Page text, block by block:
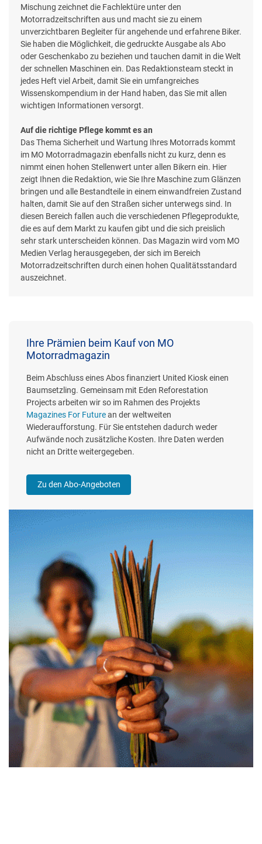
Mischung zeichnet die Fachlektüre unter den
Motorradzeitschriften aus und macht sie zu einem
unverzichtbaren Begleiter für angehende und erfahrene Biker.
Sie haben die Möglichkeit, die gedruckte Ausgabe als Abo
oder Geschenkabo zu beziehen und tauchen damit in die Welt
der schnellen Maschinen ein. Das Redaktionsteam steckt in
jedes Heft viel Arbeit, damit Sie ein umfangreiches
Wissenskompendium in der Hand haben, das Sie mit allen
wichtigen Informationen versorgt.
Auf die richtige Pflege kommt es an
Das Thema Sicherheit und Wartung Ihres Motorrads kommt
im MO Motorradmagazin ebenfalls nicht zu kurz, denn es
nimmt einen hohen Stellenwert unter allen Bikern ein. Hier
zeigt Ihnen die Redaktion, wie Sie Ihre Maschine zum Glänzen
bringen und alle Bestandteile in einem einwandfreien Zustand
halten, damit Sie auf den Straßen sicher unterwegs sind. In
diesen Bereich fallen auch die verschiedenen Pflegeprodukte,
die es auf dem Markt zu kaufen gibt und die sich preislich
sehr stark unterscheiden können. Das Magazin wird vom MO
Medien Verlag herausgegeben, der sich im Bereich
Motorradzeitschriften durch einen hohen Qualitätsstandard
auszeichnet.
Ihre Prämien beim Kauf von MO
Motorradmagazin
Beim Abschluss eines Abos finanziert United Kiosk einen
Baumsetzling. Gemeinsam mit Eden Reforestation
Projects arbeiten wir so im Rahmen des Projekts
Magazines For Futurean der weltweiten
Wiederaufforstung. Für Sie entstehen dadurch weder
Aufwände noch zusätzliche Kosten. Ihre Daten werden
nicht an Dritte weitergegeben.
Zu den Abo-Angeboten